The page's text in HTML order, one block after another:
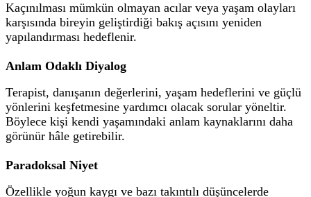
Kaçınılması mümkün olmayan acılar veya yaşam olayları
karşısında bireyin geliştirdiği bakış açısını yeniden
yapılandırması hedeflenir.
Anlam Odaklı Diyalog
Terapist, danışanın değerlerini, yaşam hedeflerini ve güçlü
yönlerini keşfetmesine yardımcı olacak sorular yöneltir.
Böylece kişi kendi yaşamındaki anlam kaynaklarını daha
görünür hâle getirebilir.
Paradoksal Niyet
Özellikle yoğun kaygı ve bazı takıntılı düşüncelerde